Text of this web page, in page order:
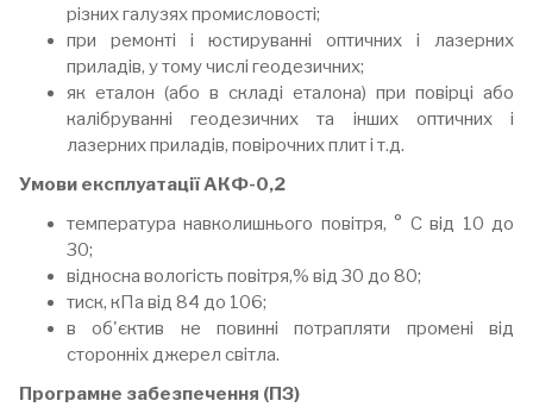
різних галузях промисловості;
при ремонті і юстируванні оптичних і лазерних
приладів, у тому числі геодезичних;
як еталон (або в складі еталона) при повірці або
калібруванні геодезичних та інших оптичних і
лазерних приладів, повірочних плит і т.д.
Умови експлуатації АКФ-0,2
температура навколишнього повітря, ° С від 10 до
30;
відносна вологість повітря,% від 30 до 80;
тиск, кПа від 84 до 106;
в об'єктив не повинні потрапляти промені від
сторонніх джерел світла.
Програмне забезпечення (ПЗ)